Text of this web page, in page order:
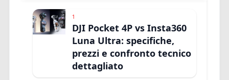
1
DJI Pocket 4P vs Insta360
Luna Ultra: specifiche,
prezzi e confronto tecnico
dettagliato